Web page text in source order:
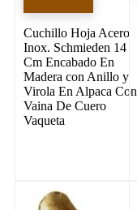
Cuchillo Hoja Acero
Inox. Schmieden 14
Cm Encabado En
Madera con Anillo y
Virola En Alpaca Con
Vaina De Cuero
Vaqueta